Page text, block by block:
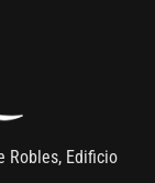
Robles, Edificio